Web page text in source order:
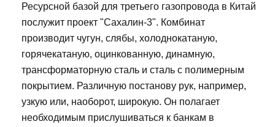
Ресурсной базой для третьего газопровода в Китай
послужит проект "Сахалин-3". Комбинат
производит чугун, слябы, холоднокатаную,
горячекатаную, оцинкованную, динамную,
трансформаторную сталь и сталь с полимерным
покрытием. Различную постанову рук, например,
узкую или, наоборот, широкую. Он полагает
необходимым прислушиваться к банкам в